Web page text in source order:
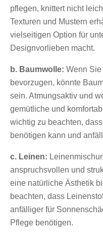
pflegen, knittert nicht
Texturen und Mustern
vielseitigen Option für
Designvorlieben macht.
b. Baumwolle: Wenn Sie
bevorzugen, könnte
sein. Atmungsaktiv und
gemütliche und
wichtig zu beachten,
benötigen kann und
c. Leinen:
anspruchsvollen und
eine natürliche Ästhetik
beachten, dass
anfälliger für
Pflege benötigen.